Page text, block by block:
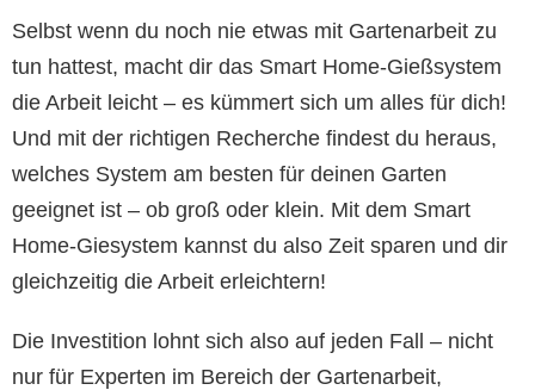
Selbst wenn du noch nie etwas mit Gartenarbeit zu
tun hattest, macht dir das Smart Home-Gießsystem
die Arbeit leicht – es kümmert sich um alles für dich!
Und mit der richtigen Recherche findest du heraus,
welches System am besten für deinen Garten
geeignet ist – ob groß oder klein. Mit dem Smart
Home-Giesystem kannst du also Zeit sparen und dir
gleichzeitig die Arbeit erleichtern!
Die Investition lohnt sich also auf jeden Fall – nicht
nur für Experten im Bereich der Gartenarbeit,